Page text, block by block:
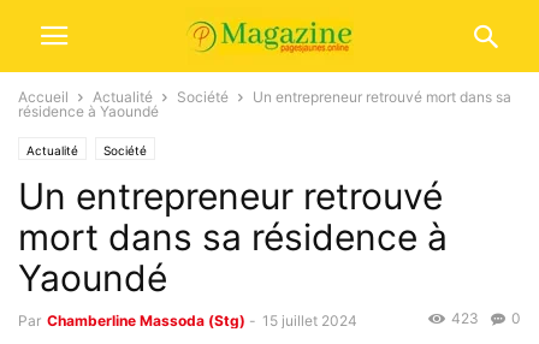
Accueil Actualité Société
Un entrepreneur retrouvé mort dans sa
résidence à Yaoundé
Actualité Société
Un entrepreneur retrouvé
mort dans sa résidence à
Yaoundé
Par Chamberline Massoda (Stg) - 15 juillet 2024 0
423